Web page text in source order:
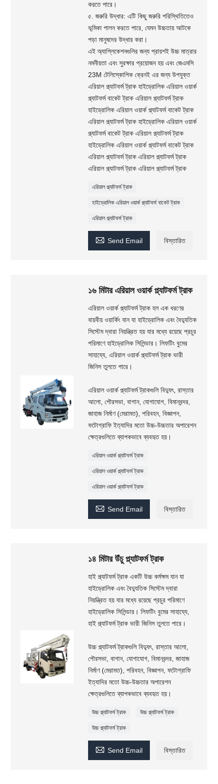
করতে পারে।
৫. জরুরি উদ্ধার: এটি কিছু জরুরি পরিস্থিতিতেও
ভূমিকা পালন করতে পারে, যেমন উচ্চতায় আটকে
পড়া মানুষদের উদ্ধার করা।
এই অ্যাপ্লিকেশনগুলির জন্য প্রায়শই উচ্চ মাত্রার
নমনীয়তা এবং সুরক্ষার প্রয়োজন হয় এবং জেএমসি
23M টেলিস্কোপিক ক্রেনই এর জন্য উপযুক্ত
এরিয়াল প্ল্যাটফর্ম ট্রাক হাইড্রোলিক এরিয়াল ওয়ার্ক
প্ল্যাটফর্ম বাকেট ট্রাক এরিয়াল প্ল্যাটফর্ম ট্রাক
হাইড্রোলিক এরিয়াল ওয়ার্ক প্ল্যাটফর্ম বাকেট ট্রাক
এরিয়াল প্ল্যাটফর্ম ট্রাক হাইড্রোলিক এরিয়াল ওয়ার্ক
প্ল্যাটফর্ম বাকেট ট্রাক এরিয়াল প্ল্যাটফর্ম ট্রাক
হাইড্রোলিক এরিয়াল ওয়ার্ক প্ল্যাটফর্ম বাকেট ট্রাক
এরিয়াল প্ল্যাটফর্ম ট্রাক এরিয়াল প্ল্যাটফর্ম ট্রাক
এরিয়াল প্ল্যাটফর্ম ট্রাক এরিয়াল প্ল্যাটফর্ম ট্রাক
এরিয়াল প্ল্যাটফর্ম ট্রাক
হাইড্রোলিক এরিয়াল ওয়ার্ক প্ল্যাটফর্ম বাকেট ট্রাক
এরিয়াল প্ল্যাটফর্ম ট্রাক
 Send Email বিস্তারিত
১৬ মিটার এরিয়াল ওয়ার্ক প্ল্যাটফর্ম ট্রাক
এরিয়াল ওয়ার্ক প্ল্যাটফর্ম ট্রাক হল এক ধরণের
বায়বীয় ওয়ার্কিং যান যা হাইড্রোলিক এবং বৈদ্যুতিক
সিস্টেম দ্বারা নিয়ন্ত্রিত হয় যার মধ্যে রয়েছে প্রচুর
পরিমাণে হাইড্রোলিক সিলিন্ডার। লিফটিং বুমের
সাহায্যে, এরিয়াল ওয়ার্ক প্ল্যাটফর্ম ট্রাক ভারী
জিনিস তুলতে পারে।
এরিয়াল ওয়ার্ক প্ল্যাটফর্ম ট্রাকগুলি বিদ্যুৎ, রাস্তার
আলো, পৌরসভা, বাগান, যোগাযোগ, বিমানবন্দর,
জাহাজ নির্মাণ (মেরামত), পরিবহন, বিজ্ঞাপন,
ফটোগ্রাফি ইত্যাদির মতো উচ্চ-উচ্চতার অপারেশন
ক্ষেত্রগুলিতে ব্যাপকভাবে ব্যবহৃত হয়।
এরিয়াল ওয়ার্ক প্ল্যাটফর্ম ট্রাক
এরিয়াল ওয়ার্ক প্ল্যাটফর্ম ট্রাক
এরিয়াল ওয়ার্ক প্ল্যাটফর্ম ট্রাক
 Send Email বিস্তারিত
১৪ মিটার উঁচু প্ল্যাটফর্ম ট্রাক
হাই প্ল্যাটফর্ম ট্রাক একটি উচ্চ কর্মক্ষম যান যা
হাইড্রোলিক এবং বৈদ্যুতিক সিস্টেম দ্বারা
নিয়ন্ত্রিত হয় যার মধ্যে রয়েছে প্রচুর পরিমাণে
হাইড্রোলিক সিলিন্ডার। লিফটিং বুমের সাহায্যে,
হাই প্ল্যাটফর্ম ট্রাক ভারী জিনিস তুলতে পারে।
উচ্চ প্ল্যাটফর্ম ট্রাকগুলি বিদ্যুৎ, রাস্তার আলো,
পৌরসভা, বাগান, যোগাযোগ, বিমানবন্দর, জাহাজ
নির্মাণ (মেরামত), পরিবহন, বিজ্ঞাপন, ফটোগ্রাফি
ইত্যাদির মতো উচ্চ-উচ্চতার অপারেশন
ক্ষেত্রগুলিতে ব্যাপকভাবে ব্যবহৃত হয়।
উচ্চ প্ল্যাটফর্ম ট্রাক উচ্চ প্ল্যাটফর্ম ট্রাক
উচ্চ প্ল্যাটফর্ম ট্রাক
 Send Email বিস্তারিত